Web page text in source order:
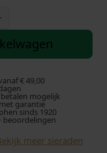
€ 49,00
mogelijk
garantie
sinds 1920
beoordelingen
meer sieraden